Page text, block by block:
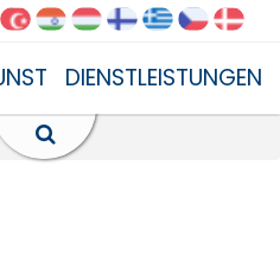
DIENSTLEISTUNGEN